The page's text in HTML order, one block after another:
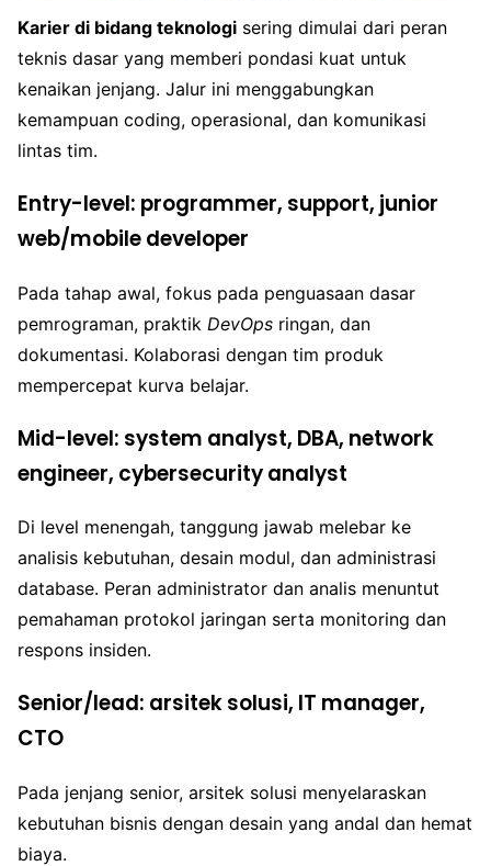
Karier di bidang teknologi sering dimulai dari peran
teknis dasar yang memberi pondasi kuat untuk
kenaikan jenjang. Jalur ini menggabungkan
kemampuan coding, operasional, dan komunikasi
lintas tim.
Entry-level: programmer, support, junior
web/mobile developer
Pada tahap awal, fokus pada penguasaan dasar
pemrograman, praktik DevOps ringan, dan
dokumentasi. Kolaborasi dengan tim produk
mempercepat kurva belajar.
Mid-level: system analyst, DBA, network
engineer, cybersecurity analyst
Di level menengah, tanggung jawab melebar ke
analisis kebutuhan, desain modul, dan administrasi
database. Peran administrator dan analis menuntut
pemahaman protokol jaringan serta monitoring dan
respons insiden.
Senior/lead: arsitek solusi, IT manager,
CTO
Pada jenjang senior, arsitek solusi menyelaraskan
kebutuhan bisnis dengan desain yang andal dan hemat
biaya.